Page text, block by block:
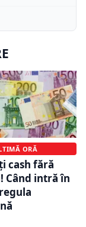
ORĂ
cash fără
Când intră în